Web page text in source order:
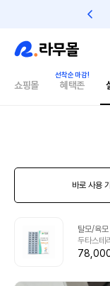
쇼핑몰 혜택존
바로 사용
탈모/육모
두타스테